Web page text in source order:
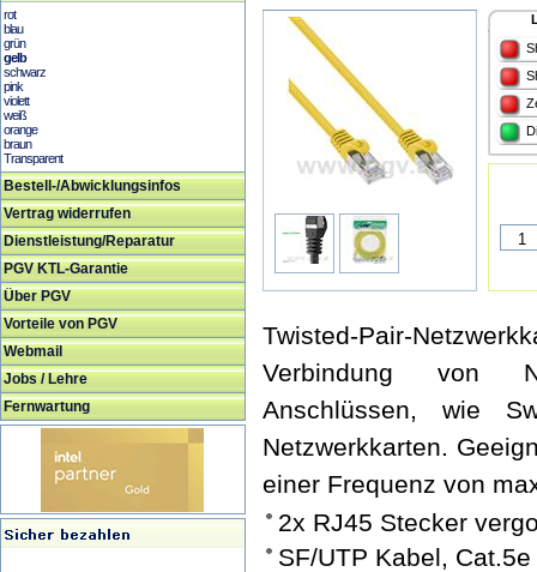
rot
blau
grün
gelb
schwarz
pink
violett
weiß
orange
braun
Transparent
Bestell-/Abwicklungsinfos
Vertrag widerrufen
Dienstleistung/Reparatur
PGV KTL-Garantie
Über PGV
Vorteile von PGV
Webmail
Jobs / Lehre
Fernwartung
Twisted-Pair-
Verbindung von
Anschlüssen, wie
Netzwerkkarten.
einer Frequenz von
2x RJ45 Stecker
SF/UTP Kabel, Cat.5e